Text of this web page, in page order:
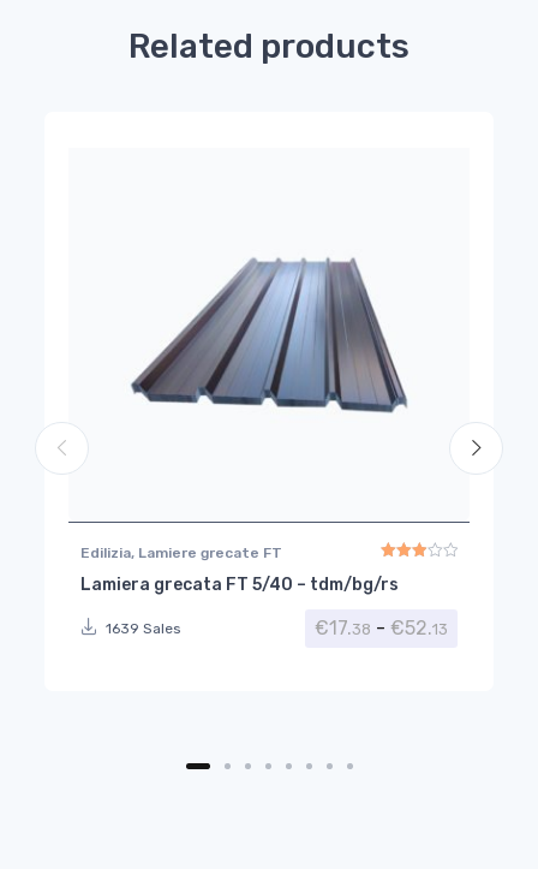
Related products
Edilizia, Lamiere grecate FT
Valutato
Lamiera grecata FT 5/40 – tdm/bg/rs
1639 Sales €17.38 - €52.13